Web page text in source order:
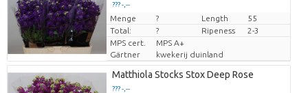
??? -,--
Preis pro Stück
Menge ? Length
55
Total:
? Ripeness
2-3
MPS cert.
MPS A+
Gärtner
kwekerij duinland
Matthiola Stocks Stox Deep Rose
??? -,--